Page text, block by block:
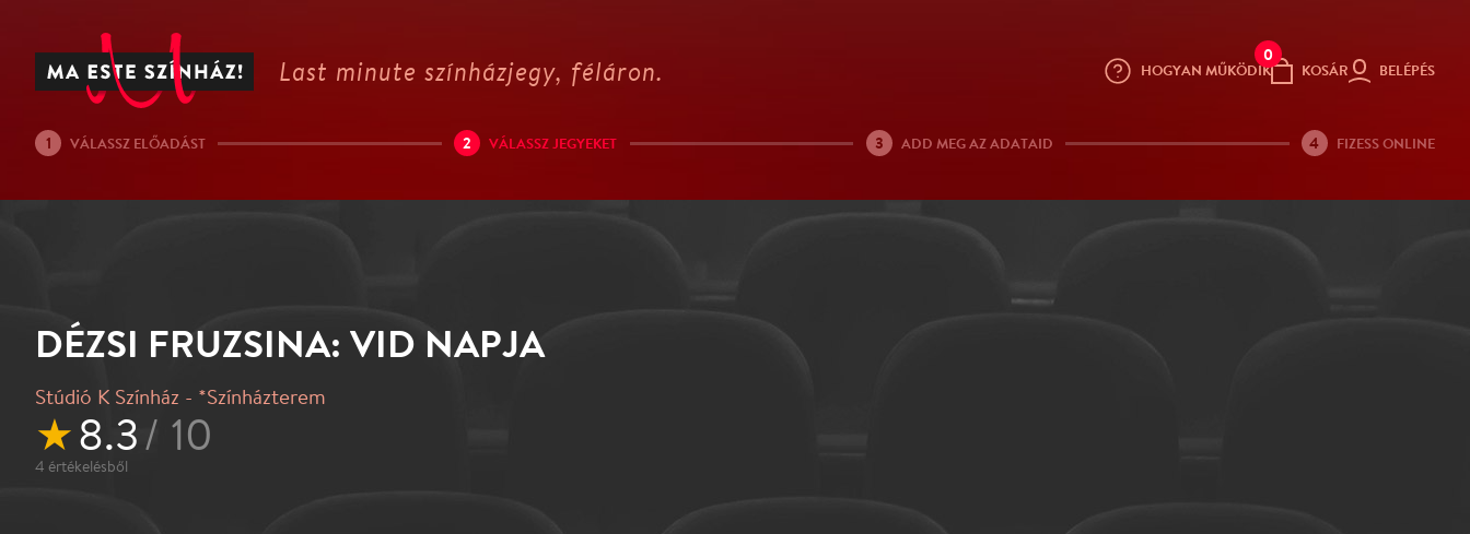
Last minute színházjegy, féláron. HOGYAN MŰKÖDIK
0
KOSÁR BELÉPÉS
1 VÁLASSZ ELŐADÁST 2 VÁLASSZ JEGYEKET 3 ADD MEG AZ ADATAID 4 FIZESS ONLINE
DÉZSI FRUZSINA: VID NAPJA
Stúdió K Színház - *Színházterem
★8.3/ 10
4 értékelésből